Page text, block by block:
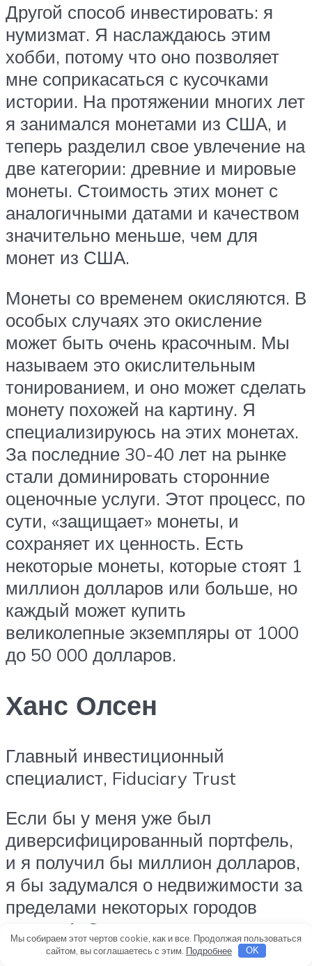
Другой способ инвестировать: я
нумизмат. Я наслаждаюсь этим
хобби, потому что оно позволяет
мне соприкасаться с кусочками
истории. На протяжении многих лет
я занимался монетами из США, и
теперь разделил свое увлечение на
две категории: древние и мировые
монеты. Стоимость этих монет с
аналогичными датами и качеством
значительно меньше, чем для
монет из США.
Монеты со временем окисляются. В
особых случаях это окисление
может быть очень красочным. Мы
называем это окислительным
тонированием, и оно может сделать
монету похожей на картину. Я
специализируюсь на этих монетах.
За последние 30-40 лет на рынке
стали доминировать сторонние
оценочные услуги. Этот процесс, по
сути, «защищает» монеты, и
сохраняет их ценность. Есть
некоторые монеты, которые стоят 1
миллион долларов или больше, но
каждый может купить
великолепные экземпляры от 1000
до 50 000 долларов.
Ханс Олсен
Главный инвестиционный
специалист, Fiduciary Trust
Если бы у меня уже был
диверсифицированный портфель,
и я получил бы миллион долларов,
я бы задумался о недвижимости за
пределами некоторых городов
класса А. Это часть изменения
мышления, причиной которого стал
Мы собираем этот чертов cookie, как и все. Продолжая пользоваться
сайтом, вы соглашаетесь с этим. Подробнее OK